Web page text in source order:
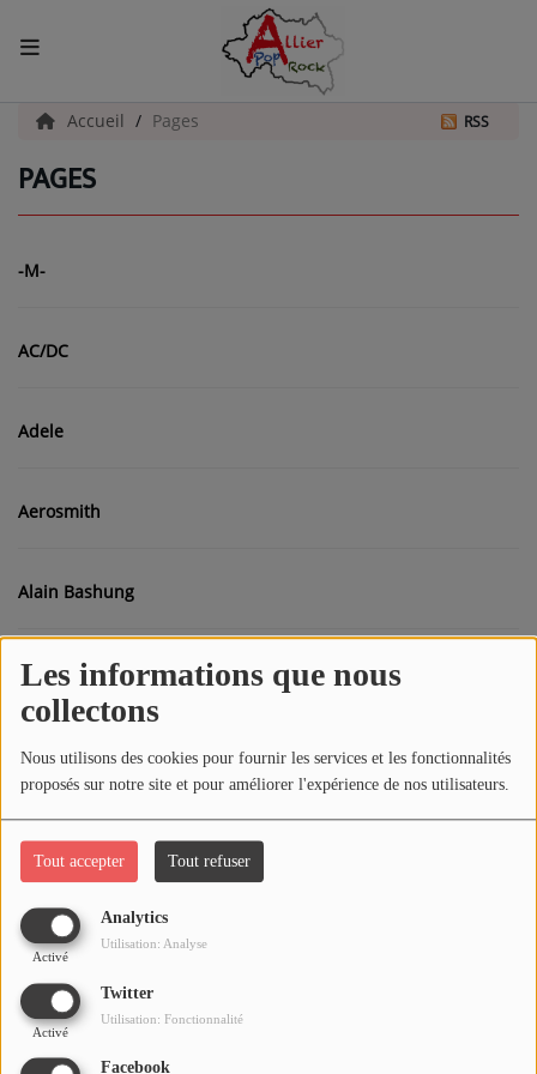
Les informations que nous
collectons
Nous utilisons des cookies pour fournir les services et les fonctionnalités
proposés sur notre site et pour améliorer l'expérience de nos utilisateurs.
Tout accepter Tout refuser
Analytics
Activé
Utilisation: Analyse
Twitter
Activé
Utilisation: Fonctionnalité
Facebook
ACCUEIL
Actualités
INFOS POP ROCK
La Radio
ARTISTES
Médias
PODCASTS
Agenda
Titres diffusés
Se connecter
Accueil Pages RSS
PAGES
-M-
AC/DC
Adele
Aerosmith
Alain Bashung
Alphaville
Amy McDonald
BB Brunes
Bernard Lavilliers